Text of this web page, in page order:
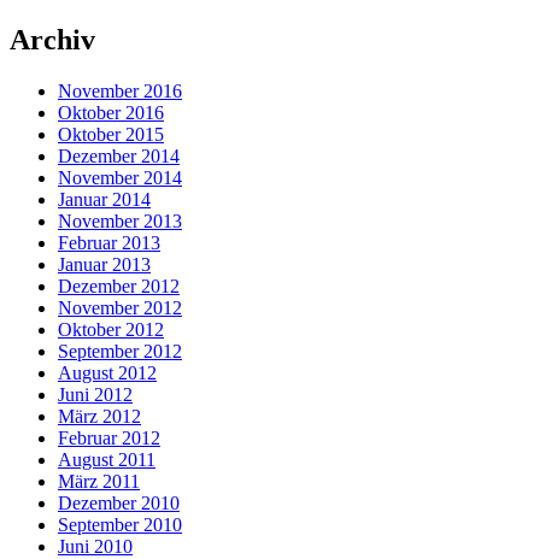
Archiv
November 2016
Oktober 2016
Oktober 2015
Dezember 2014
November 2014
Januar 2014
November 2013
Februar 2013
Januar 2013
Dezember 2012
November 2012
Oktober 2012
September 2012
August 2012
Juni 2012
März 2012
Februar 2012
August 2011
März 2011
Dezember 2010
September 2010
Juni 2010